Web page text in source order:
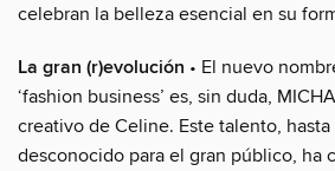
celebran la belleza esencial en su
La gran (r)evolución • El nuevo
‘fashion business’ es, sin duda,
creativo de Celine. Este talento,
desconocido para el gran público, ha